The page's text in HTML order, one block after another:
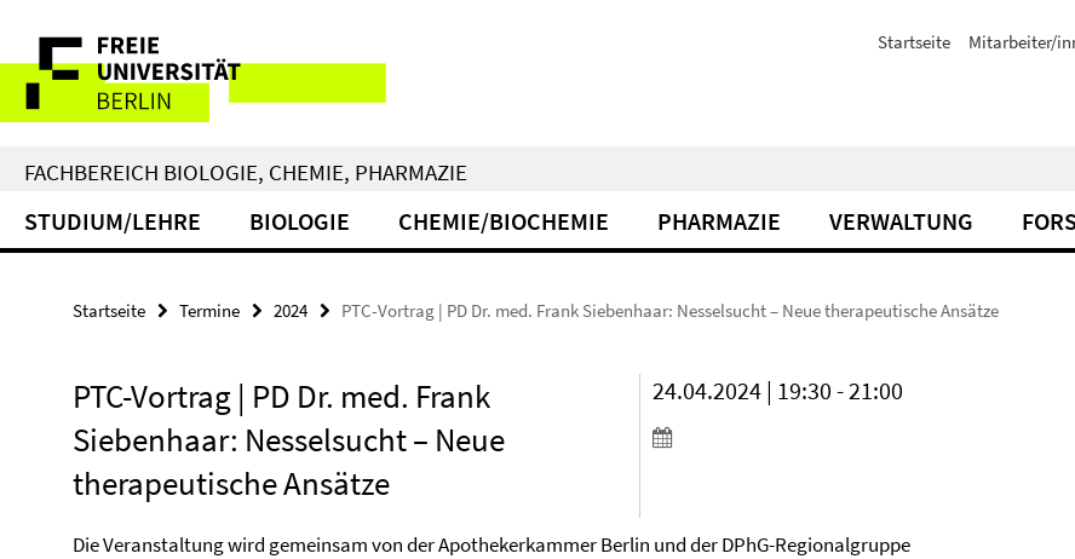
direkt
Inhalt
Service-
Navigation
Startseite Mitarbeiter/
FACHBEREICH BIOLOGIE, CHEMIE, PHARMAZIE
STUDIUM/LEHRE BIOLOGIE CHEMIE/BIOCHEMIE PHARMAZIE VERWALTUNG
Startseite Termine 2024 PTC-Vortrag | PD Dr. med. Frank Siebenhaar: Nesselsucht – Neue therapeutische Ansätze
PTC-Vortrag | PD Dr. med. Frank
Siebenhaar: Nesselsucht – Neue
therapeutische Ansätze
24.04.2024 | 19:30 - 21:00
Die Veranstaltung wird gemeinsam von der Apothekerkammer Berlin und der DPhG-Regionalgruppe